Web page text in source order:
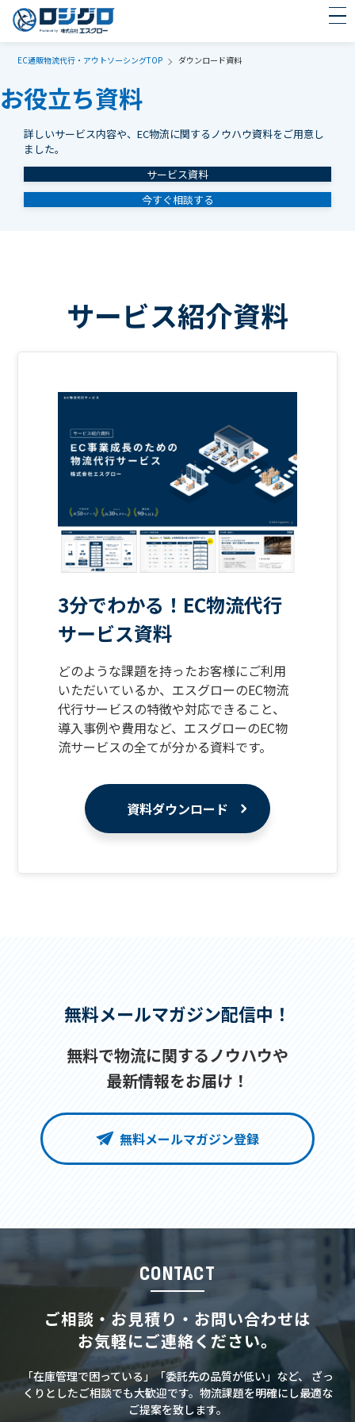
EC通販物流代行・アウトソーシングTOP ダウンロード資料
お役立ち資料
詳しいサービス内容や、EC物流に関するノウハウ資料をご用意し
ました。
サービス資料
今すぐ相談する
サービス紹介資料
3分でわかる！EC物流代行
サービス資料
どのような課題を持ったお客様にご利用
いただいているか、エスグローのEC物流
代行サービスの特徴や対応できること、
導入事例や費用など、エスグローのEC物
流サービスの全てが分かる資料です。
資料ダウンロード
無料メールマガジン配信中！
無料で物流に関するノウハウや
最新情報をお届け！
無料メールマガジン登録
CONTACT
ご相談・お見積り・お問い合わせは
お気軽にご連絡ください。
「在庫管理で困っている」「委託先の品質が低い」など、
ざっ
くりとしたご相談でも大歓迎です。物流課題を明確にし最適な
ご提案を致します。